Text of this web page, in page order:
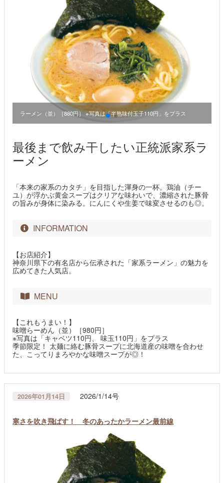
ラーメン（並）［880円］ ※写真は「半熟味付玉子110円」をプラス
最後まで飲み干したい正統派家系ラ
ーメン
「本来の家系のカタチ」を目指した渾身の一杯。鶏油（チー
ユ）が浮かぶ黄金スープはクリアな味わいで、濃縮された豚骨
の旨みが身体に染みる。にんにくや生姜で味変させるのも◎。
INFORMATION
【お店紹介】
神奈川県下の有名店から伝承された「家系ラーメン」の魅力を
広めてきた人気店。
MENU
【これもうまい！】
味噌らーめん（並）［980円］
※写真は「キャベツ110円、 味玉110円」をプラス
季節限定！ 太麺に絡む豚骨スープに北海道産の味噌を合わせ
た、こってりまろやかな味噌スープが◎！
2026年01月14日 2026/1/14号
寒さを吹き飛ばす！ 冬のあったかラーメン最前線